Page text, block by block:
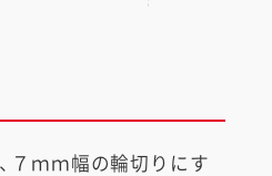
７ｍｍ幅の輪切りにす